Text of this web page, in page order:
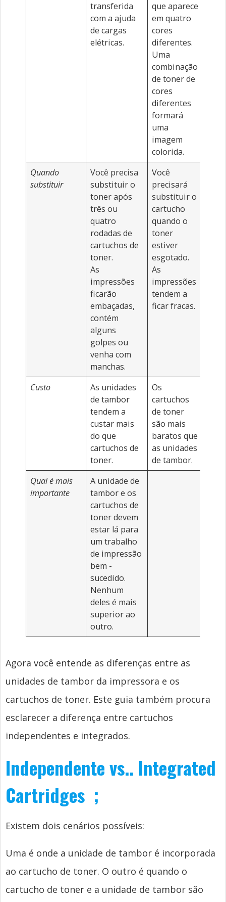
transferida
com a ajuda
de cargas
elétricas.
que aparece
em quatro
cores
diferentes.
Uma
combinação
de toner de
cores
diferentes
formará
uma
imagem
colorida.
Quando
substituir
Você precisa
substituir o
toner após
três ou
quatro
rodadas de
cartuchos de
toner.
As
impressões
ficarão
embaçadas,
contém
alguns
golpes ou
venha com
manchas.
Você
precisará
substituir o
cartucho
quando o
toner
estiver
esgotado.
As
impressões
tendem a
ficar fracas.
Custo
As unidades
de tambor
tendem a
custar mais
do que
cartuchos de
toner.
Os
cartuchos
de toner
são mais
baratos que
as unidades
de tambor.
Qual é mais
importante
A unidade de
tambor e os
cartuchos de
toner devem
estar lá para
um trabalho
de impressão
bem -
sucedido.
Nenhum
deles é mais
superior ao
outro.
Agora você entende as diferenças entre as
unidades de tambor da impressora e os
cartuchos de toner. Este guia também procura
esclarecer a diferença entre cartuchos
independentes e integrados.
Independente vs.. Integrated
Cartridges ;
Existem dois cenários possíveis:
Uma é onde a unidade de tambor é incorporada
ao cartucho de toner. O outro é quando o
cartucho de toner e a unidade de tambor são